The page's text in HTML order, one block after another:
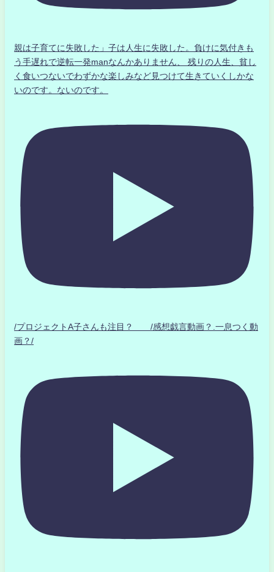
親は子育てに失敗した」子は人生に失敗した。負けに気付きも
う手遅れで逆転一発manなんかありません、 残りの人生、貧し
く食いつないでわずかな楽しみなど見つけて生きていくしかな
いのです。ないのです。
/プロジェクトA子さんも注目？ /感想戯言動画？.一息つく動
画？/